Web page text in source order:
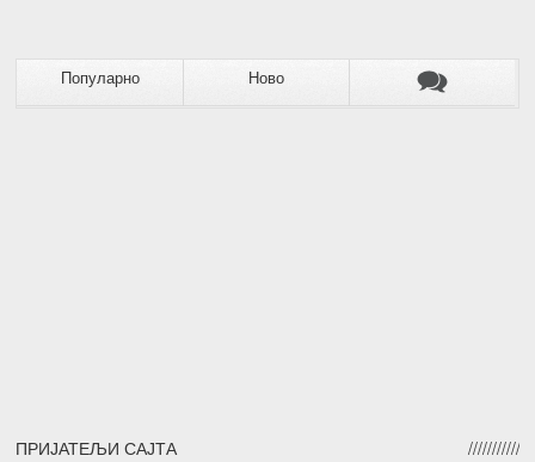
Популарно Ново
ПРИЈАТЕЉИ САЈТА